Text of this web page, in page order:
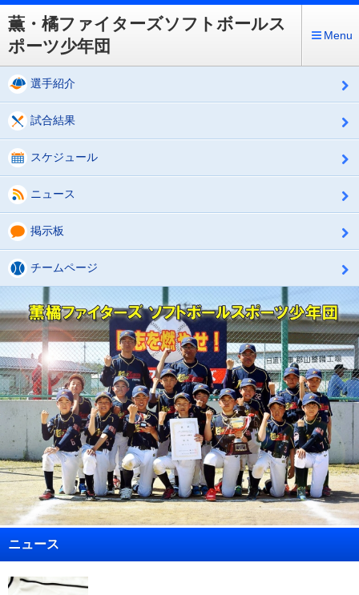
薫・橘ファイターズソフトボールス
ポーツ少年団
Menu
選手紹介
試合結果
スケジュール
ニュース
掲示板
チームページ
ニュース